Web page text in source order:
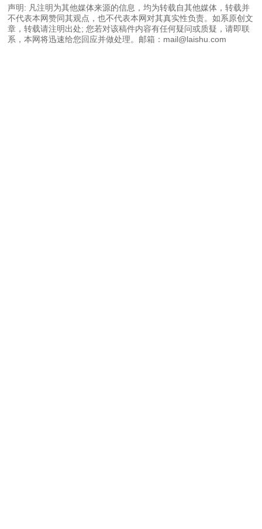
声明: 凡注明为其他媒体来源的信息，均为转载自其他媒体，转载并
不代表本网赞同其观点，也不代表本网对其真实性负责。如系原创文
章，转载请注明出处; 您若对该稿件内容有任何疑问或质疑，请即联
系，本网将迅速给您回应并做处理。邮箱：mail@laishu.com